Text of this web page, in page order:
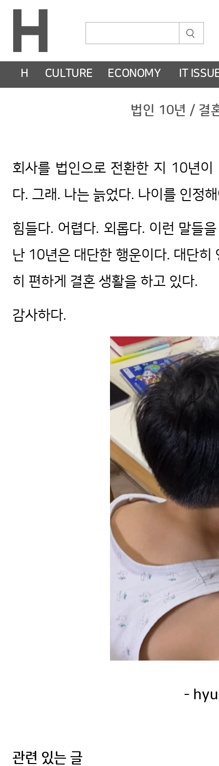
H CULTURE ECONOMY IT
법인 10년 / 결
회사를 법인으로 전환한 지 10년
다. 그래. 나는 늙었다. 나이를 인정
힘들다. 어렵다. 외롭다. 이런 말들
난 10년은 대단한 행운이다. 대단히
히 편하게 결혼 생활을 하고 있다.
감사하다.
-
관련 있는 글